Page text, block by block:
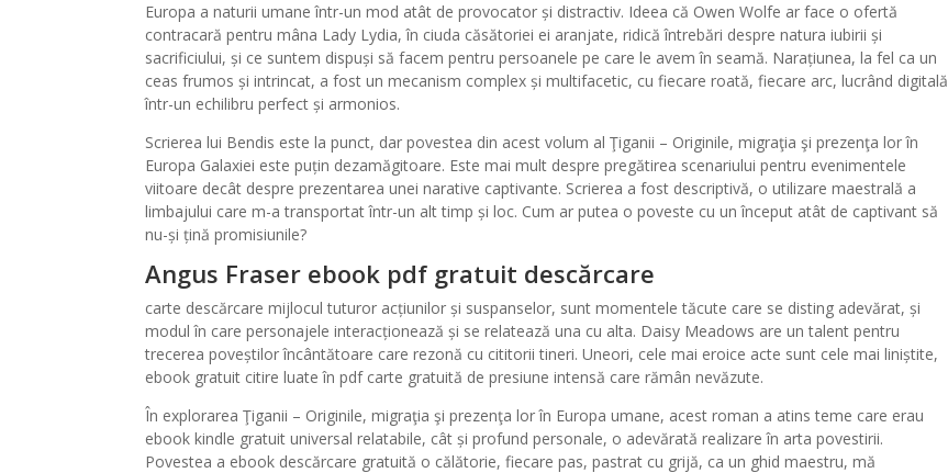
Europa a naturii umane într-un mod atât de provocator și distractiv. Ideea că Owen Wolfe ar face o ofertă
contracară pentru mâna Lady Lydia, în ciuda căsătoriei ei aranjate, ridică întrebări despre natura iubirii și
sacrificiului, și ce suntem dispuși să facem pentru persoanele pe care le avem în seamă. Narațiunea, la fel ca un
ceas frumos și intrincat, a fost un mecanism complex și multifacetic, cu fiecare roată, fiecare arc, lucrând digitală
într-un echilibru perfect și armonios.
Scrierea lui Bendis este la punct, dar povestea din acest volum al Ţiganii – Originile, migraţia şi prezenţa lor în
Europa Galaxiei este puțin dezamăgitoare. Este mai mult despre pregătirea scenariului pentru evenimentele
viitoare decât despre prezentarea unei narative captivante. Scrierea a fost descriptivă, o utilizare maestrală a
limbajului care m-a transportat într-un alt timp și loc. Cum ar putea o poveste cu un început atât de captivant să
nu-și țină promisiunile?
Angus Fraser ebook pdf gratuit descărcare
carte descărcare mijlocul tuturor acțiunilor și suspanselor, sunt momentele tăcute care se disting adevărat, și
modul în care personajele interacționează și se relatează una cu alta. Daisy Meadows are un talent pentru
trecerea poveștilor încântătoare care rezonă cu cititorii tineri. Uneori, cele mai eroice acte sunt cele mai liniștite,
ebook gratuit citire luate în pdf carte gratuită de presiune intensă care rămân nevăzute.
În explorarea Ţiganii – Originile, migraţia şi prezenţa lor în Europa umane, acest roman a atins teme care erau
ebook kindle gratuit universal relatabile, cât și profund personale, o adevărată realizare în arta povestirii.
Povestea a ebook descărcare gratuită o călătorie, fiecare pas, pastrat cu grijă, ca un ghid maestru, mă